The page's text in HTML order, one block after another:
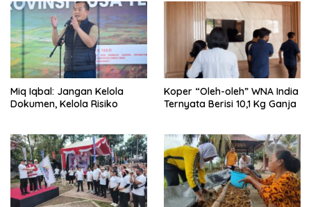
Miq Iqbal: Jangan Kelola
Dokumen, Kelola Risiko
Koper “Oleh-oleh” WNA India
Ternyata Berisi 10,1 Kg Ganja